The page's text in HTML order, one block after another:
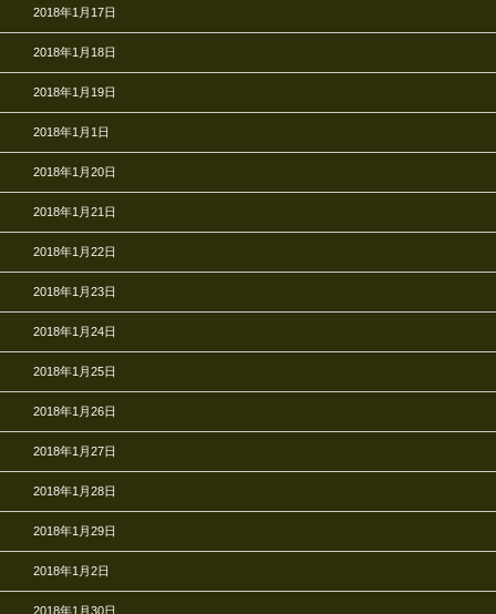
2018年1月17日
2018年1月18日
2018年1月19日
2018年1月1日
2018年1月20日
2018年1月21日
2018年1月22日
2018年1月23日
2018年1月24日
2018年1月25日
2018年1月26日
2018年1月27日
2018年1月28日
2018年1月29日
2018年1月2日
2018年1月30日